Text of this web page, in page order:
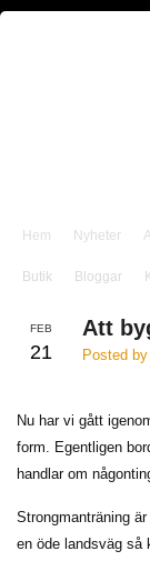
Hem Nyheter
Butik Bloggar
FEB
21
Att
Posted
Nu har vi gått
form. Egentligen
handlar om
Strongmanträning
en öde landsväg så